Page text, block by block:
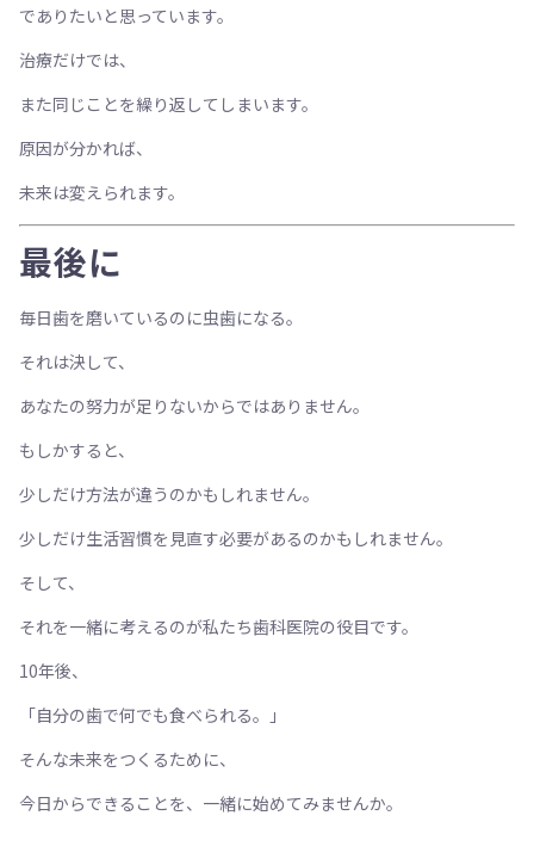
でありたいと思っています。
治療だけでは、
また同じことを繰り返してしまいます。
原因が分かれば、
未来は変えられます。
最後に
毎日歯を磨いているのに虫歯になる。
それは決して、
あなたの努力が足りないからではありません。
もしかすると、
少しだけ方法が違うのかもしれません。
少しだけ生活習慣を見直す必要があるのかもしれません。
そして、
それを一緒に考えるのが私たち歯科医院の役目です。
10年後、
「自分の歯で何でも食べられる。」
そんな未来をつくるために、
今日からできることを、一緒に始めてみませんか。